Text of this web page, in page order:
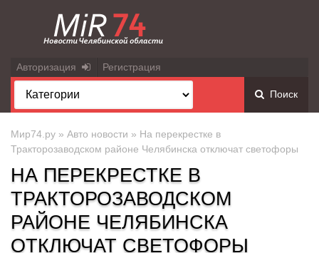
Авторизация Регистрация
Поиск
Мир74.ру » Авто новости » На перекрестке в
Тракторозаводском районе Челябинска отключат светофоры
НА ПЕРЕКРЕСТКЕ В
ТРАКТОРОЗАВОДСКОМ
РАЙОНЕ ЧЕЛЯБИНСКА
ОТКЛЮЧАТ СВЕТОФОРЫ